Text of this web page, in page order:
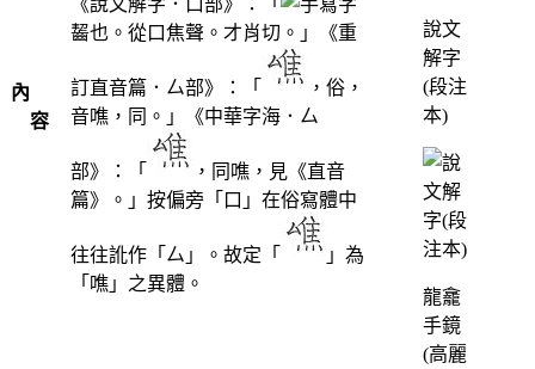
內
容
《說文解字．口部》：「
齧也。從口焦聲。才肖切。」《重
訂直音篇．厶部》：「
，俗，
音噍，同。」《中華字海．厶
部》：「
，同噍，見《直音
篇》。」按偏旁「口」在俗寫體中
往往訛作「厶」。故定「
」為
「噍」之異體。
說文
解字
(段注
本)
龍龕
手鏡
(高麗